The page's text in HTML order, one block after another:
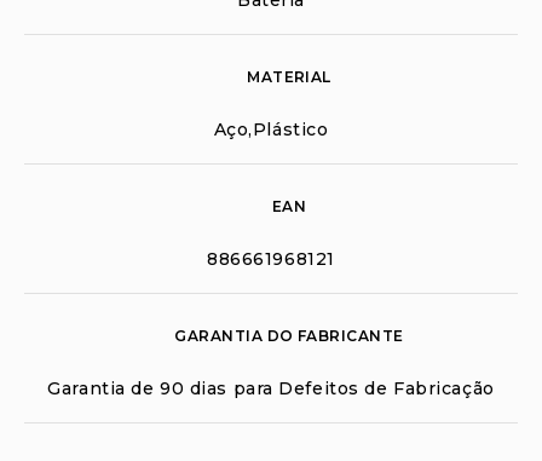
MATERIAL
Aço,Plástico
EAN
886661968121
GARANTIA DO FABRICANTE
Garantia de 90 dias para Defeitos de Fabricação